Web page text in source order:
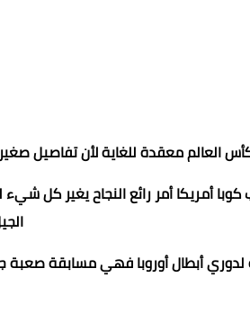
العالم معقدة للغاية لأن تفاصيل
أمريكا أمر رائع النجاح يغير كل
لدوري أبطال أوروبا فهي مسابقة